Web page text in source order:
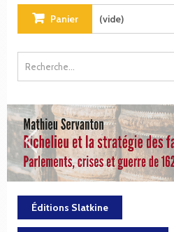
Panier (vide)
Éditions Slatkine